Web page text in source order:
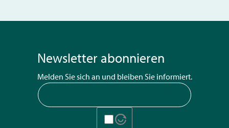
Newsletter abonnieren
Melden Sie sich an und bleiben Sie informiert.